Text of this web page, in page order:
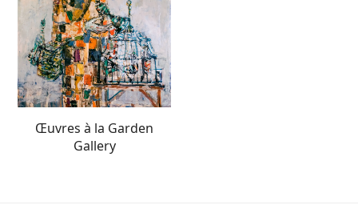
Œuvres à la Garden
Gallery